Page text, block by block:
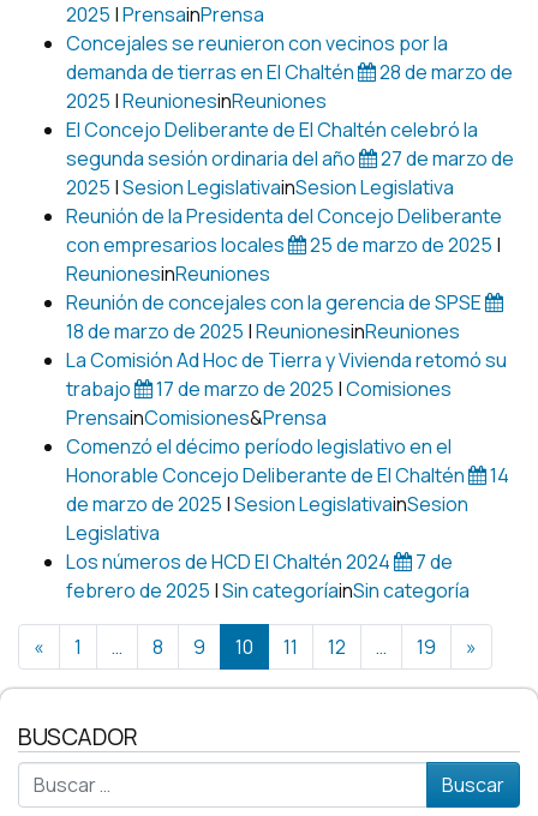
2025 |PrensainPrensa
Concejales se reunieron con vecinos por la
demanda de tierras en El Chaltén
28 de marzo de
2025 |ReunionesinReuniones
El Concejo Deliberante de El Chaltén celebró la
segunda sesión ordinaria del año
27 de marzo de
2025 |Sesion LegislativainSesion Legislativa
Reunión de la Presidenta del Concejo Deliberante
con empresarios locales
25 de marzo de 2025 |
ReunionesinReuniones
Reunión de concejales con la gerencia de SPSE
18 de marzo de 2025 |ReunionesinReuniones
La Comisión Ad Hoc de Tierra y Vivienda retomó su
trabajo
17 de marzo de 2025 |Comisiones
PrensainComisiones&Prensa
Comenzó el décimo período legislativo en el
Honorable Concejo Deliberante de El Chaltén
14
de marzo de 2025 |Sesion LegislativainSesion
Legislativa
Los números de HCD El Chaltén 2024
7 de
febrero de 2025 |Sin categoríainSin categoría
Posts navigation
« 1 … 8 9 10 11 12 … 19 »
BUSCADOR
Buscar